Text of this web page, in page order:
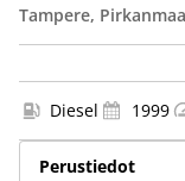
Tampere, Pirkanmaa
Diesel 1999
Perustiedot